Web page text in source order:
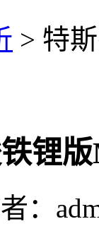
> 特
锂
：